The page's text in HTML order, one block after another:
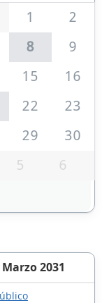
1
2
8
9
15
16
22
23
29
30
5 6
2031